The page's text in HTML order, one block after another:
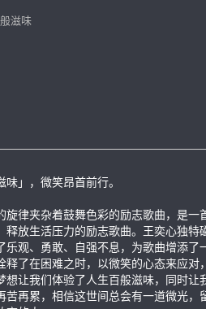
滋味
味」，微笑昂首前行。
旋律夹杂着鼓舞色彩的励志歌曲，是一
释放生活压力的励志歌曲。王奕心独特
乐观、勇敢、自强不息，为歌曲增添了
释了在困难之时，以微笑的心态来应对
想让我们体验了人生百般滋味，同时让
苦再累，相信这世间总会有一道微光，